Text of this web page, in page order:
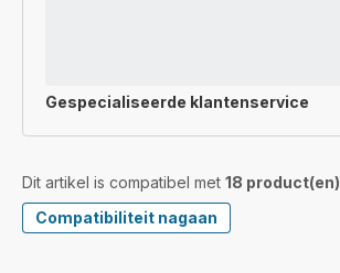
Gespecialiseerde klantenservice
Dit artikel is compatibel met 18 product(en)
Compatibiliteit nagaan